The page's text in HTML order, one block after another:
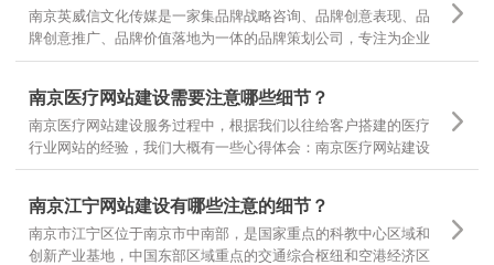
南京英威信文化传媒是一家集品牌战略咨询、品牌创意表现、品
牌创意推广、品牌价值落地为一体的品牌策划公司，专注为企业
提供品牌定位和品牌设计 坚持专项调研，精准诊断，团队策划，
一种认可
南京医疗网站建设需要注意哪些细节？
南京医疗网站建设服务过程中，根据我们以往给客户搭建的医疗
行业网站的经验，我们大概有一些心得体会：南京医疗网站建设
基本有以下几个领域，有的企业做医疗器械，有的做医疗咨询，
域，结合自身需求，定位不同的医疗网站建设
南京江宁网站建设有哪些注意的细节？
南京市江宁区位于南京市中南部，是国家重点的科教中心区域和
创新产业基地，中国东部区域重点的交通综合枢纽和空港经济区